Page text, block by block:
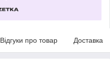
Відгуки про товар Доставка